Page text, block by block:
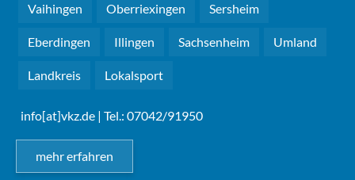
Vaihingen Oberriexingen Sersheim
Eberdingen Illingen Sachsenheim Umland
Landkreis Lokalsport
info[at]vkz.de | Tel.: 07042/91950
mehr erfahren